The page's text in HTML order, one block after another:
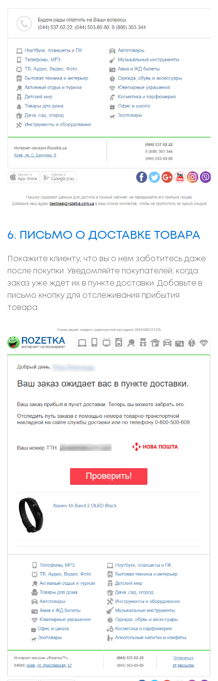
6. ПИСЬМО О ДОСТАВКЕ ТОВАРА
Покажите клиенту, что вы о нем заботитесь даже
после покупки. Уведомляйте покупателей, когда
заказ уже ждет их в пункте доставки. Добавьте в
письмо кнопку для отслеживания прибытия
товара.